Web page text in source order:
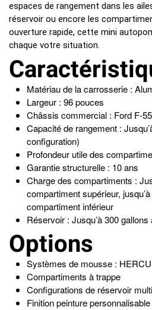
espaces de rangement dans les
réservoir ou encore les
ouverture rapide, cette mini
chaque votre situation.
Matériau de la carrosserie :
Largeur : 96 pouces
Châssis commercial : Ford F-
Capacité de rangement :
configuration)
Profondeur utile des
Garantie structurelle : 10 ans
Charge des compartiments :
compartiment supérieur,
compartiment inférieur
Réservoir : Jusqu’à 300
Options
Systèmes de mousse :
Compartiments à trappe
Configurations de réservoir
Finition peinture personnalisable